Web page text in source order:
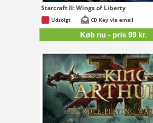
Starcraft II: Wings of Liberty
Udsolgt CD Key via email
Køb nu - pris 99 kr.